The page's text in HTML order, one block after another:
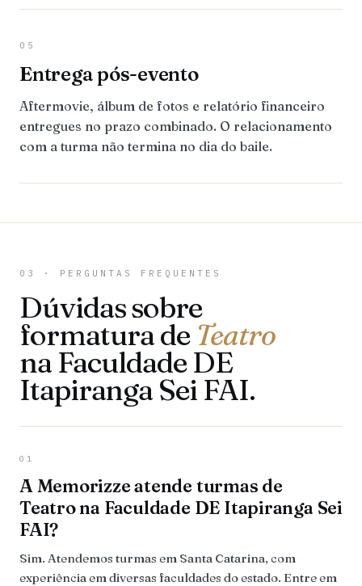
05
Entrega pós-evento
Aftermovie, álbum de fotos e relatório financeiro
entregues no prazo combinado. O relacionamento
com a turma não termina no dia do baile.
03 · PERGUNTAS FREQUENTES
Dúvidas sobre
formatura de Teatro
na Faculdade DE
Itapiranga Sei FAI.
01
A Memorizze atende turmas de
Teatro na Faculdade DE Itapiranga Sei
FAI?
Sim. Atendemos turmas em Santa Catarina, com
experiência em diversas faculdades do estado. Entre em